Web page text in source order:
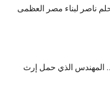
ناصر لبناء مصر العظمى
المهندس الذي حمل إرث